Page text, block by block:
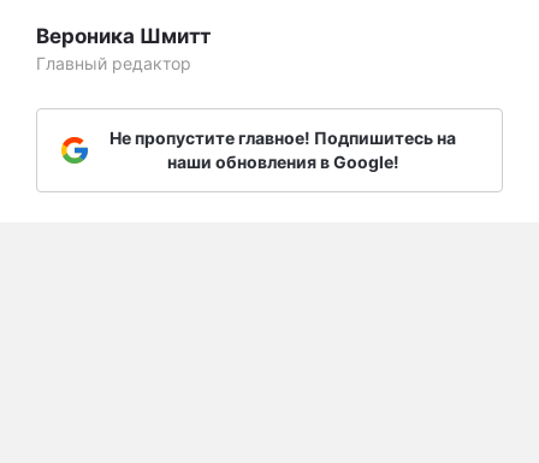
Вероника Шмитт
Главный редактор
Не пропустите главное! Подпишитесь на
наши обновления в Google!